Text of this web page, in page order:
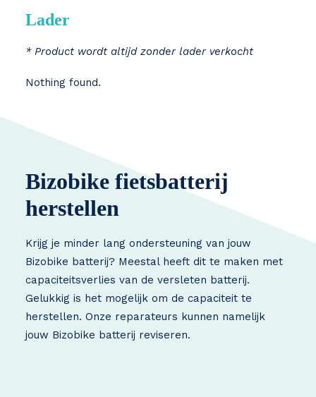
Lader
* Product wordt altijd zonder lader verkocht
Nothing found.
Bizobike fietsbatterij
herstellen
Krijg je minder lang ondersteuning van jouw
Bizobike batterij? Meestal heeft dit te maken met
capaciteitsverlies van de versleten batterij.
Gelukkig is het mogelijk om de capaciteit te
herstellen. Onze reparateurs kunnen namelijk
jouw Bizobike batterij reviseren.